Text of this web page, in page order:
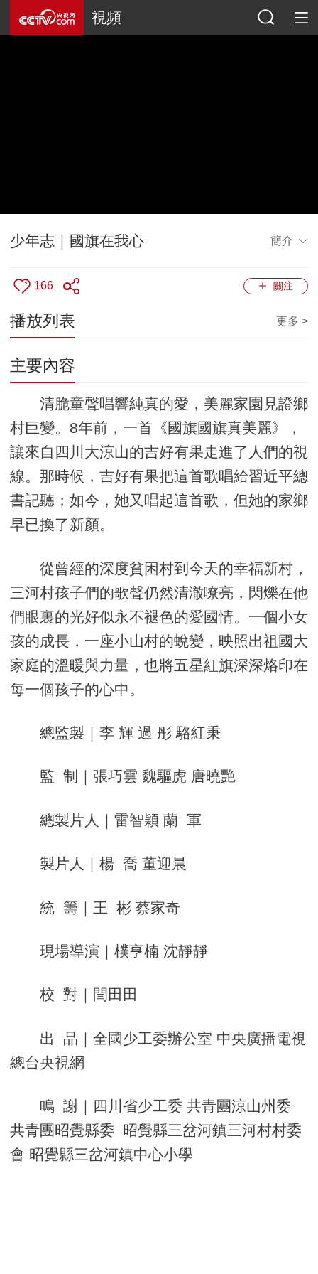
視頻
少年志｜國旗在我心 簡介
166 關注
播放列表 更多 >
主要內容
清脆童聲唱響純真的愛，美麗家園見證鄉
村巨變。8年前，一首《國旗國旗真美麗》，
讓來自四川大涼山的吉好有果走進了人們的視
線。那時候，吉好有果把這首歌唱給習近平總
書記聽；如今，她又唱起這首歌，但她的家鄉
早已換了新顏。
從曾經的深度貧困村到今天的幸福新村，
三河村孩子們的歌聲仍然清澈嘹亮，閃爍在他
們眼裏的光好似永不褪色的愛國情。一個小女
孩的成長，一座小山村的蛻變，映照出祖國大
家庭的溫暖與力量，也將五星紅旗深深烙印在
每一個孩子的心中。
總監製｜李 輝 過 彤 駱紅秉
監 制｜張巧雲 魏驅虎 唐曉艷
總製片人｜雷智穎 蘭 軍
製片人｜楊 喬 董迎晨
統 籌｜王 彬 蔡家奇
現場導演｜樸亨楠 沈靜靜
校 對｜閆田田
出 品｜全國少工委辦公室 中央廣播電視
總台央視網
鳴 謝｜四川省少工委 共青團涼山州委
共青團昭覺縣委 昭覺縣三岔河鎮三河村村委
會 昭覺縣三岔河鎮中心小學